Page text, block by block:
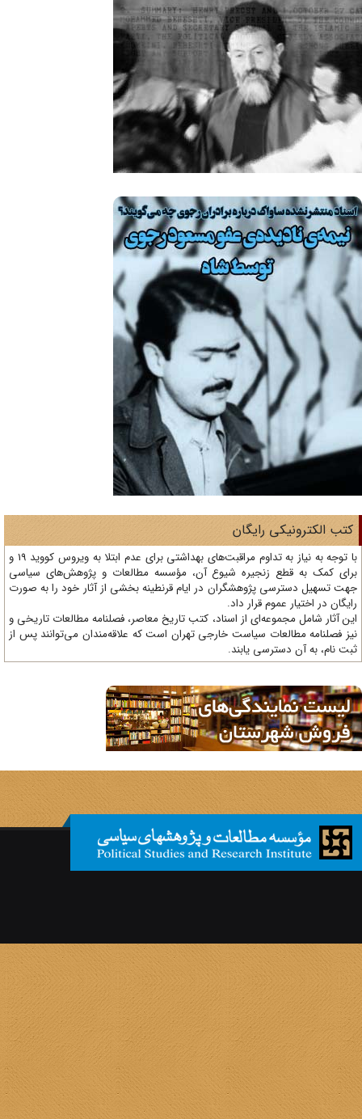
الکترونیکی رایگان
با توجه به نیاز به تداوم مراقبت‌های بهداشتی برای عدم ابتلا به ویروس کووید 19 و
کمک به قطع زنجیره شیوع آن، مؤسسه مطالعات و پژوهش‌های سیاسی
تسهیل دسترسی پژوهشگران در ایام قرنطینه بخشی از آثار خود را به صورت
در اختیار عموم قرار داد.
آثار شامل مجموعه‌ای از اسناد، کتب تاریخ معاصر، فصلنامه‌ مطالعات تاریخی و
فصلنامه مطالعات سیاست خارجی تهران است که علاقه‌مندان می‌توانند پس از
نام، به آن دسترسی یابند.